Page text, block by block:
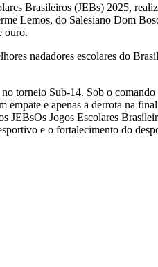
Brasileiros (JEBs) 2025,
Lemos, do Salesiano Dom
ouro.
nadadores escolares do
torneio Sub-14. Sob o
e apenas a derrota na
Jogos Escolares
e o fortalecimento do